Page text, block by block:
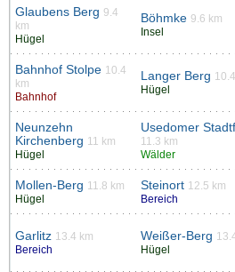
Glaubens Berg 9.4
km
Hügel
Böhmke 9.6 km
Insel
Bahnhof Stolpe 10.4
km
Bahnhof
Langer Berg
Hügel
Neunzehn
Kirchenberg 11 km
Hügel
Usedomer
11.3 km
Wälder
Mollen-Berg 11.8 km
Hügel
Steinort 12.5 km
Bereich
Garlitz 13.4 km
Bereich
Weißer-Berg
Hügel